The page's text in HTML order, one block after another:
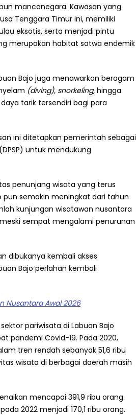
mancanegara. Kawasan yang
Tenggara Timur ini, memiliki
eksotis, serta menjadi pintu
merupakan habitat satwa endemik
Bajo juga menawarkan beragam
(diving), snorkeling, hingga
tarik tersendiri bagi para
ini ditetapkan pemerintah sebagai
untuk mendukung
penunjang wisata yang terus
pun semakin meningkat dari tahun
kunjungan wisatawan nusantara
sempat mengalami penurunan
dibukanya kembali akses
Bajo perlahan kembali
Nusantara Awal 2026
pariwisata di Labuan Bajo
pandemi Covid-19. Pada 2020,
tren rendah sebanyak 51,6 ribu
wisata di berbagai daerah masih
mencapai 391,9 ribu orang.
2022 menjadi 170,1 ribu orang.